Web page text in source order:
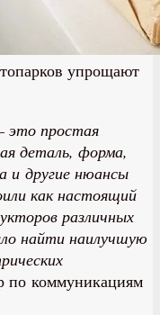
упрощают
простая
деталь, форма,
и другие нюансы
как настоящий
различных
найти наилучшую
по коммуникациям